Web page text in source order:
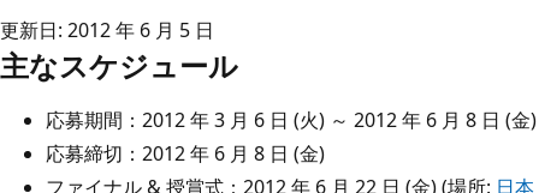
更新日: 2012 年 6 月 5 日
主なスケジュール
応募期間：2012 年 3 月 6 日 (火) ～ 2012 年 6 月 8 日 (金)
応募締切：2012 年 6 月 8 日 (金)
ファイナル & 授賞式：2012 年 6 月 22 日 (金) (場所: 日本